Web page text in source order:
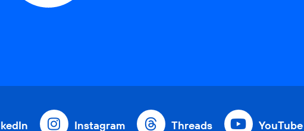
Instagram Threads YouTube